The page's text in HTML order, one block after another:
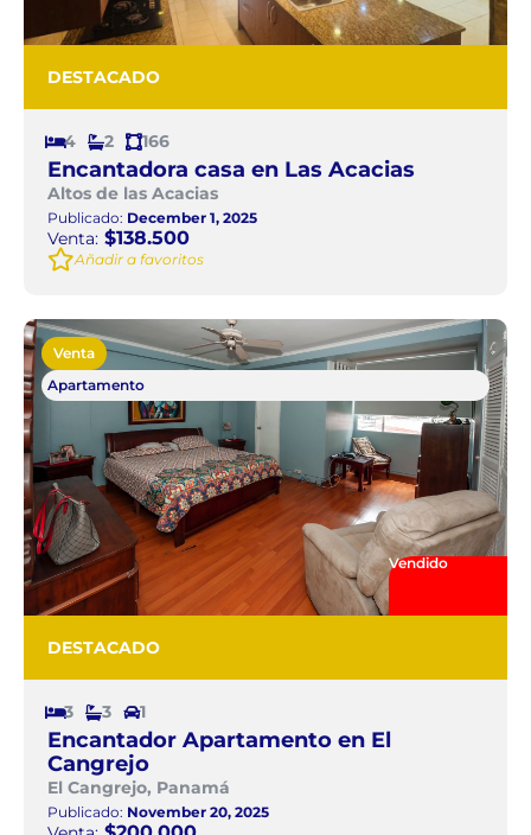
DESTACADO
4 2 166
Encantadora casa en Las Acacias
Altos de las Acacias
Publicado: December 1, 2025
Venta: $138.500
Añadir a favoritos
Venta
Apartamento
Vendido
DESTACADO
3 3 1
Encantador Apartamento en El
Cangrejo
El Cangrejo, Panamá
Publicado: November 20, 2025